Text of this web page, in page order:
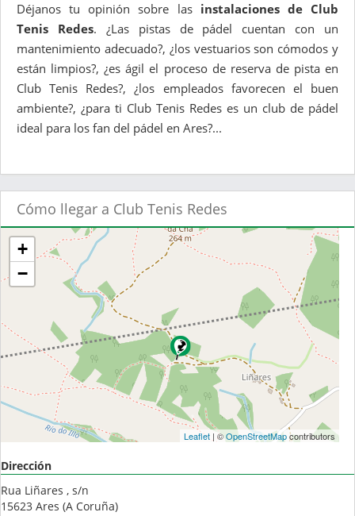
Déjanos tu opinión sobre las instalaciones de Club
Tenis Redes. ¿Las pistas de pádel cuentan con un
mantenimiento adecuado?, ¿los vestuarios son cómodos y
están limpios?, ¿es ágil el proceso de reserva de pista en
Club Tenis Redes?, ¿los empleados favorecen el buen
ambiente?, ¿para ti Club Tenis Redes es un club de pádel
ideal para los fan del pádel en Ares?...
Cómo llegar a Club Tenis Redes
+
−
Leaflet| ©OpenStreetMapcontributors
Dirección
Rua Liñares , s/n
15623 Ares (A Coruña)